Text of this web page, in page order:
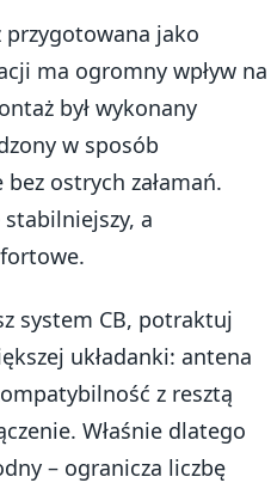
przygotowana jako
ma ogromny wpływ na
był wykonany
w sposób
ostrych załamań.
a
system CB, potraktuj
układanki: antena
z resztą
Właśnie dlatego
– ogranicza liczbę